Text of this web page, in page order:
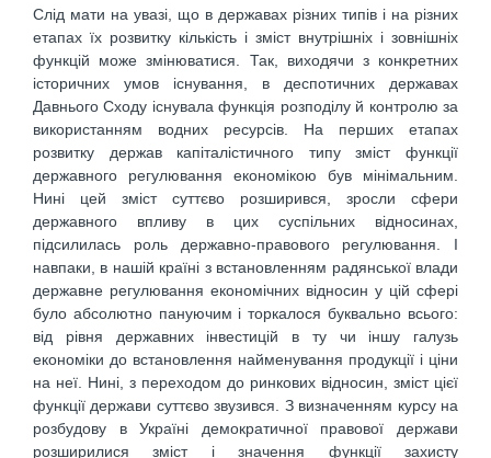
Слід мати на увазі, що в державах різних типів і на різних
етапах їх розвитку кількість і зміст внутрішніх і зовнішніх
функцій може змінюватися. Так, виходячи з конкретних
історичних умов існування, в деспотичних державах
Давнього Сходу існувала функція розподілу й контролю за
використанням водних ресурсів. На перших етапах
розвитку держав капіталістичного типу зміст функції
державного регулювання економікою був мінімальним.
Нині цей зміст суттєво розширився, зросли сфери
державного впливу в цих суспільних відносинах,
підсилилась роль державно-правового регулювання. І
навпаки, в нашій країні з встановленням радянської влади
державне регулювання економічних відносин у цій сфері
було абсолютно пануючим і торкалося буквально всього:
від рівня державних інвестицій в ту чи іншу галузь
економіки до встановлення найменування продукції і ціни
на неї. Нині, з переходом до ринкових відносин, зміст цієї
функції держави суттєво звузився. З визначенням курсу на
розбудову в Україні демократичної правової держави
розширилися зміст і значення функції захисту